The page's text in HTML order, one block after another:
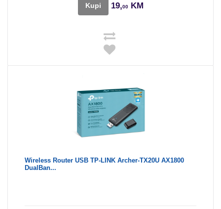
Kupi 19,00KM
Wireless Router USB TP-LINK Archer-TX20U AX1800
DualBan...